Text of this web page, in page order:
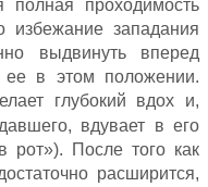
полная проходимость
избежание западания
выдвинуть вперед
в этом положении.
глубокий вдох и,
вдувает в его
рот»). После того как
расширится,